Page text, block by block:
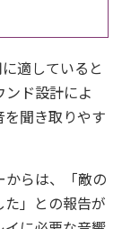
適していると
ド設計によ
聞き取りやす
らは、「敵の
」との報告が